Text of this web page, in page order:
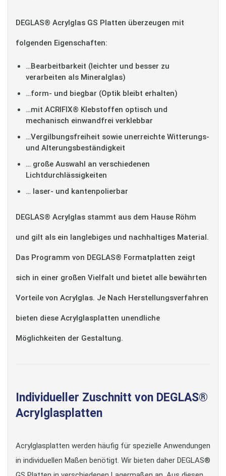
DEGLAS® Acrylglas GS Platten überzeugen mit
folgenden Eigenschaften:
…Bearbeitbarkeit (leichter und besser zu
verarbeiten als Mineralglas)
…form- und biegbar (Optik bleibt erhalten)
…mit ACRIFIX® Klebstoffen optisch und
mechanisch einwandfrei verklebbar
…Vergilbungsfreiheit sowie unerreichte Witterungs-
und Alterungsbeständigkeit
… große Auswahl an verschiedenen
Lichtdurchlässigkeiten
… laser- und kantenpolierbar
DEGLAS® Acrylglas stammt aus dem Hause Röhm
und gilt als ein langlebiges und nachhaltiges Material.
Das Programm von DEGLAS® Formatplatten zeigt
sich in einer großen Vielfalt und bietet alle bewährten
Vorteile von Acrylglas. Je Nach Herstellungsverfahren
bieten diese Acrylglasplatten unendliche
Möglichkeiten der Gestaltung.
Individueller Zuschnitt von DEGLAS®
Acrylglasplatten
Acrylglasplatten werden häufig für spezielle Anwendungen
in individuellen Maßen benötigt. Wir bieten daher DEGLAS®